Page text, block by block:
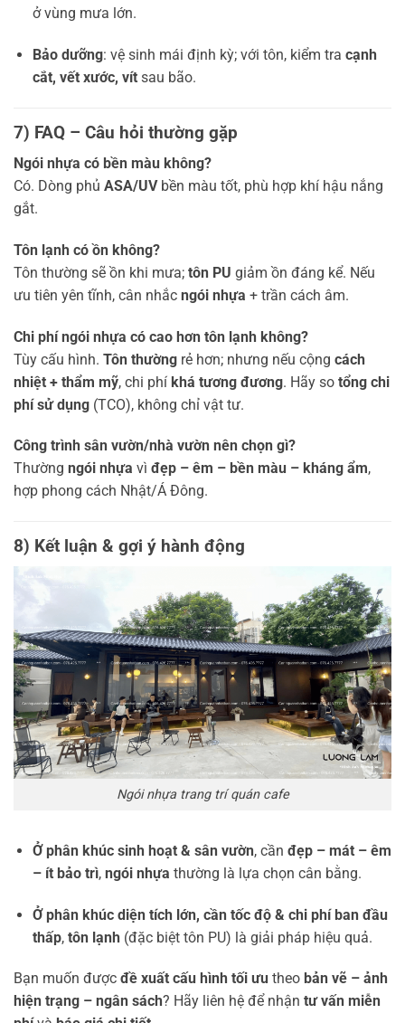
ở vùng mưa lớn.
Bảo dưỡng: vệ sinh mái định kỳ; với tôn, kiểm tra cạnh
cắt, vết xước, vítsau bão.
7) FAQ – Câu hỏi thường gặp
Ngói nhựa có bền màu không?
Có. Dòng phủ ASA/UVbền màu tốt, phù hợp khí hậu nắng
gắt.
Tôn lạnh có ồn không?
Tôn thường sẽ ồn khi mưa; tôn PU giảm ồn đáng kể. Nếu
ưu tiên yên tĩnh, cân nhắc ngói nhựa + trần cách âm.
Chi phí ngói nhựa có cao hơn tôn lạnh không?
Tùy cấu hình. Tôn thường rẻ hơn; nhưng nếu cộng cách
nhiệt + thẩm mỹ, chi phí khá tương đương. Hãy so tổng chi
phí sử dụng (TCO), không chỉ vật tư.
Công trình sân vườn/nhà vườn nên chọn gì?
Thường ngói nhựa vì đẹp – êm – bền màu – kháng ẩm,
hợp phong cách Nhật/Á Đông.
8) Kết luận & gợi ý hành động
Ngói nhựa trang trí quán cafe
Ở phân khúc sinh hoạt & sân vườn, cần đẹp – mát – êm
– ít bảo trì, ngói nhựa thường là lựa chọn cân bằng.
Ở phân khúc diện tích lớn, cần tốc độ & chi phí ban đầu
thấp, tôn lạnh(đặc biệt tôn PU) là giải pháp hiệu quả.
Bạn muốn được đề xuất cấu hình tối ưu theo bản vẽ – ảnh
hiện trạng – ngân sách? Hãy liên hệ để nhận tư vấn miễn